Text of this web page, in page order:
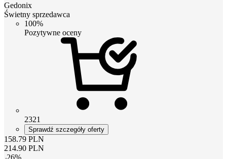
Gedonix
Świetny sprzedawca
100%
Pozytywne oceny
2321
Sprawdź szczegóły oferty
158.79 PLN
214.90 PLN
-26%